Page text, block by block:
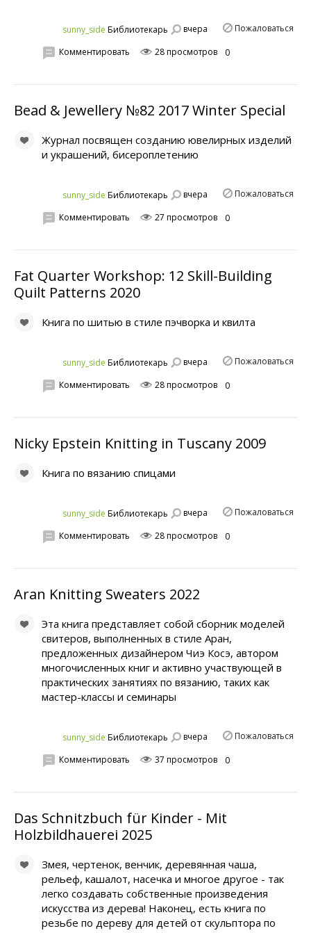
sunny_side Библиотекарь вчера Пожаловаться
Комментировать 28 просмотров 0
Bead & Jewellery №82 2017 Winter Special
Журнал посвящен созданию ювелирных изделий
и украшений, бисероплетению
sunny_side Библиотекарь вчера Пожаловаться
Комментировать 27 просмотров 0
Fat Quarter Workshop: 12 Skill-Building
Quilt Patterns 2020
Книга по шитью в стиле пэчворка и квилта
sunny_side Библиотекарь вчера Пожаловаться
Комментировать 28 просмотров 0
Nicky Epstein Knitting in Tuscany 2009
Книга по вязанию спицами
sunny_side Библиотекарь вчера Пожаловаться
Комментировать 28 просмотров 0
Aran Knitting Sweaters 2022
Эта книга представляет собой сборник моделей
свитеров, выполненных в стиле Аран,
предложенных дизайнером Чиэ Косэ, автором
многочисленных книг и активно участвующей в
практических занятиях по вязанию, таких как
мастер-классы и семинары
sunny_side Библиотекарь вчера Пожаловаться
Комментировать 37 просмотров 0
Das Schnitzbuch für Kinder - Mit
Holzbildhauerei 2025
Змея, чертенок, венчик, деревянная чаша,
рельеф, кашалот, насечка и многое другое - так
легко создавать собственные произведения
искусства из дерева! Наконец, есть книга по
резьбе по дереву для детей от скульптора по